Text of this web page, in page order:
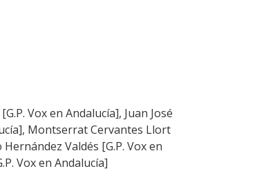
Vox en Andalucía], Juan José
Montserrat Cervantes Llort
Valdés [G.P. Vox en
Vox en Andalucía]